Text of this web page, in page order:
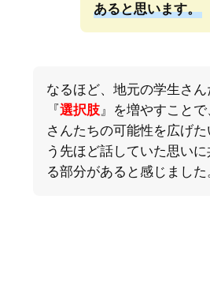
あると思います。
なるほど、地元の学生さん
『選択肢』を増やすことで
さんたちの可能性を広げた
う先ほど話していた思いに
る部分があると感じました